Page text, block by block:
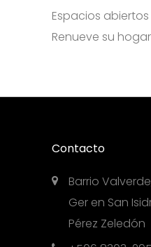
Espacios
Renueve su
Contacto
Barrio
Ger en San
Pérez Zeledón